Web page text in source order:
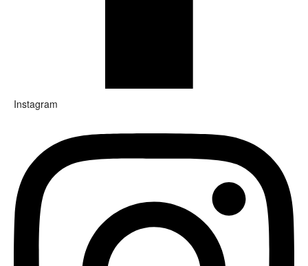
Instagram